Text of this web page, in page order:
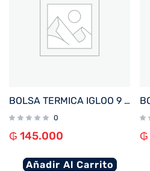
BOLSA TERMICA IGLOO 9 LATAS VERTICAL LUNCH RETRO VIOLETA 66060
0
₲ 145.000
Añadir Al Carrito
₲